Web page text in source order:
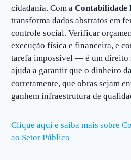
cidadania. Com aContabilidade
transforma dados abstratos em
controle social. Verificar
execução física e financeira, e
tarefa impossível — é um direito
ajuda a garantir que o dinheiro
corretamente, que obras sejam
ganhem infraestrutura de
Clique aqui e saiba mais sobre
ao Setor Público